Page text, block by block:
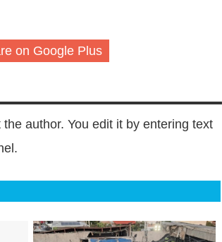
on Google Plus
author. You edit it by entering text